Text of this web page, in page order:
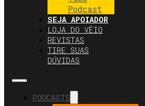
Podcast
SEJA APOIADOR
LOJA DO VÉIO
REVISTAS
TIRE SUAS
DÚVIDAS
PODCASTS